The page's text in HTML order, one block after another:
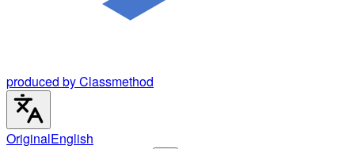
produced by Classmethod
OriginalEnglish